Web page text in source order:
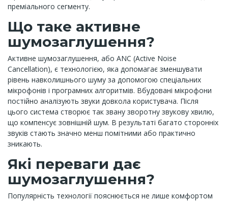
преміального сегменту.
Що таке активне
шумозаглушення?
Активне шумозаглушення, або ANC (Active Noise
Cancellation), є технологією, яка допомагає зменшувати
рівень навколишнього шуму за допомогою спеціальних
мікрофонів і програмних алгоритмів. Вбудовані мікрофони
постійно аналізують звуки довкола користувача. Після
цього система створює так звану зворотну звукову хвилю,
що компенсує зовнішній шум. В результаті багато сторонніх
звуків стають значно менш помітними або практично
зникають.
Які переваги дає
шумозаглушення?
Популярність технології пояснюється не лише комфортом